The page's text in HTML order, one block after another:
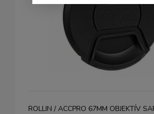
ROLLIN / ACCPRO 67MM OBJEKTÍV